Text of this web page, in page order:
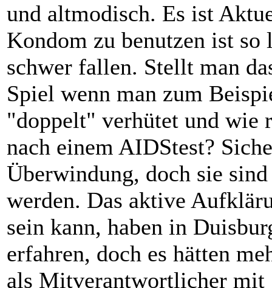
und altmodisch. Es ist
Kondom zu benutzen ist so
schwer fallen. Stellt man
Spiel wenn man zum
"doppelt" verhütet und wie
nach einem AIDStest?
Überwindung, doch sie
werden. Das aktive
sein kann, haben in
erfahren, doch es hätten
als Mitverantwortlicher mit